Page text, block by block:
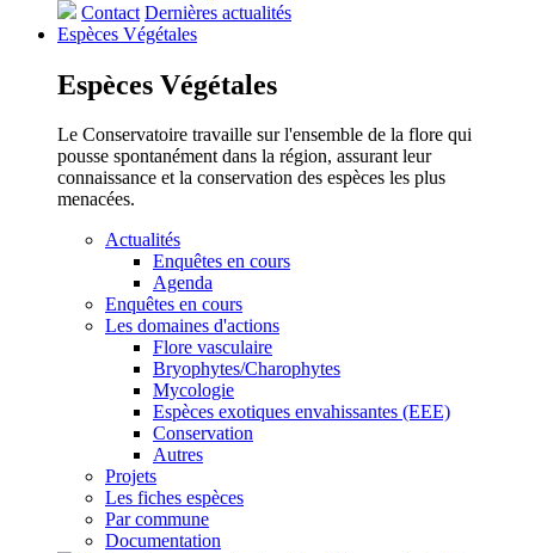
Contact Dernières actualités
Espèces Végétales
Espèces Végétales
Le Conservatoire travaille sur l'ensemble de la flore qui
pousse spontanément dans la région, assurant leur
connaissance et la conservation des espèces les plus
menacées.
Actualités
Enquêtes en cours
Agenda
Enquêtes en cours
Les domaines d'actions
Flore vasculaire
Bryophytes/Charophytes
Mycologie
Espèces exotiques envahissantes (EEE)
Conservation
Autres
Projets
Les fiches espèces
Par commune
Documentation